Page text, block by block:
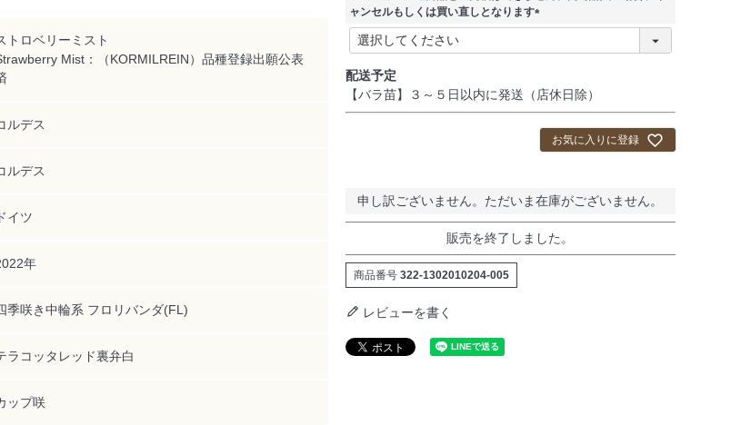
トロベリーミスト
Mist：（KORMILREIN）品種登録出願公表
ルデス
ルデス
ドイツ
年
季咲き中輪系 フロリバンダ(FL)
ラコッタレッド裏弁白
ップ咲
ャンセルもしくは買い直しとなります
(
配送予定
【バラ苗】３～５日以内に発送（店休日除）
お気に入りに登録
申し訳ございません。ただいま在庫がございません。
販売を終了しました。
商品番号 322-1302010204-005
レビューを書く